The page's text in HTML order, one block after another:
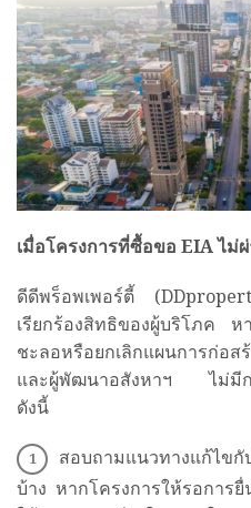
เมื่อโครงการที่ซื้อขอ EIAไม่
ดีดีพร็อพเพอร์ตี้
เรียกร้องสิทธิของผู้บริโภค
ชะลอหรือยกเลิกแผนการก่อส
และผู้พัฒนาอสังหาฯ ไม่มีก
ดังนี้
สอบถามแนวทางแก้ไขกั
บ้าง หากโครงการให้รอการ